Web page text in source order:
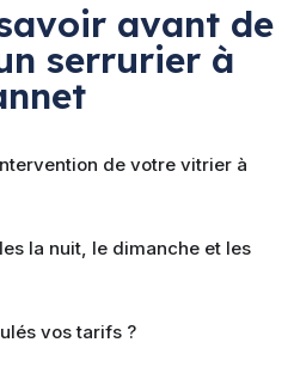
savoir avant de
serrurier à
de votre vitrier à
la nuit, le dimanche et les
vos tarifs ?